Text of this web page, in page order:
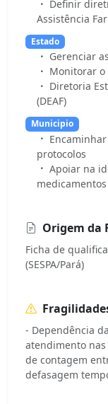
Definir
Assistência
Estado
Gerenciar
Monitorar
Diretoria
(DEAF)
Municipio
protocolos
Apoiar na
Origem da
Ficha de
(SESPA/Pará)
- Dependência
atendimento nas
de contagem
defasagem